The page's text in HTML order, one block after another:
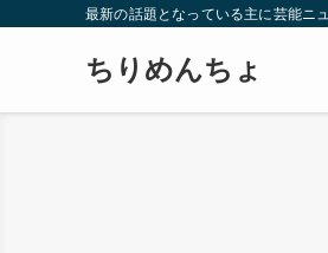
最新の話題となっている主に芸能ニ
ちりめんちょ